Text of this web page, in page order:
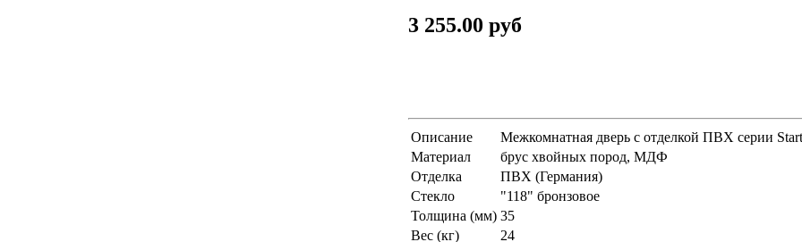
3 255.00 руб
Описание
Межкомнатная дверь с отделкой ПВХ серии Start
Материал
брус хвойных пород, МДФ
Отделка
ПВХ (Германия)
Стекло
"118" бронзовое
Толщина (мм) 35
Вес (кг)
24